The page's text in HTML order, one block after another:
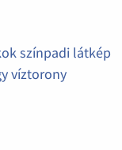
színpadi látkép
víztorony